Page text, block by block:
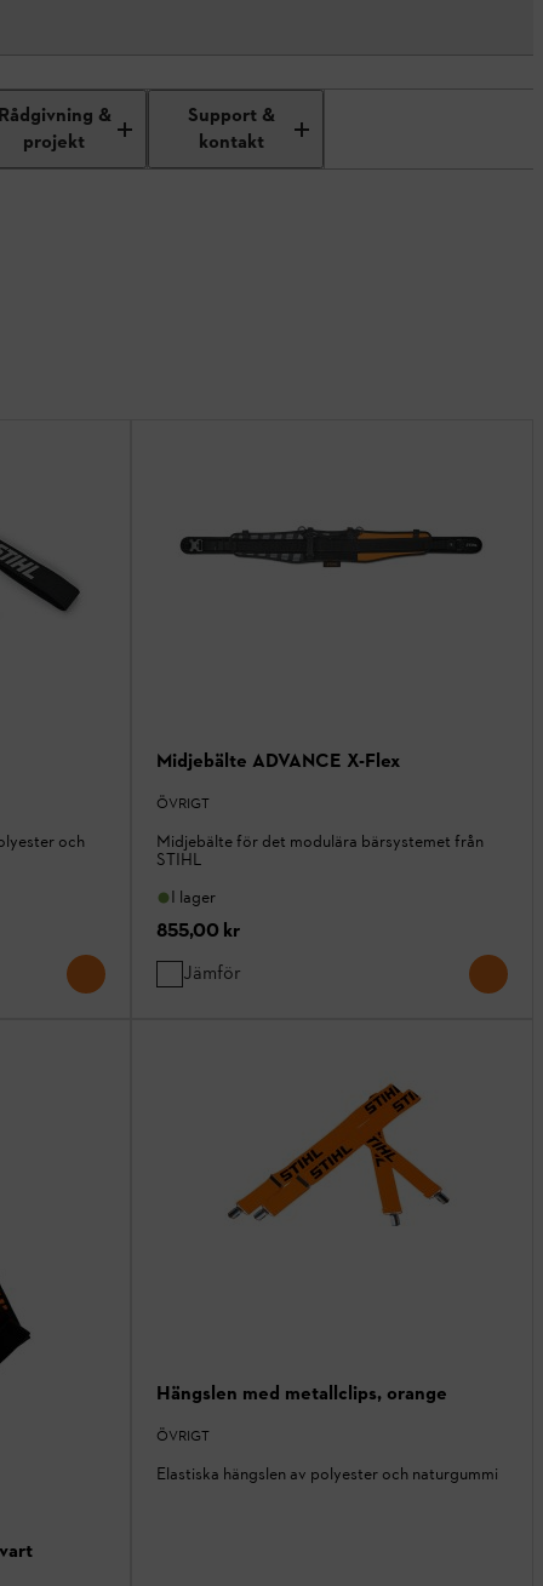
Rådgivning &
projekt
Support &
kontakt
och
Midjebälte ADVANCE X-Flex
ÖVRIGT
Midjebälte för det modulära bärsystemet från
STIHL
I lager
855,00 kr
Jämför
Hängslen med metallclips, orange
ÖVRIGT
Elastiska hängslen av polyester och naturgummi